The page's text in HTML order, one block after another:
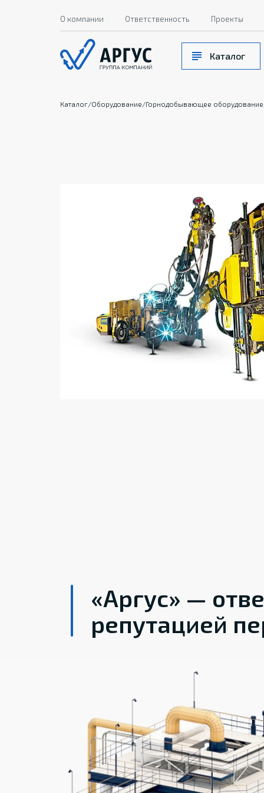
Каталог
О компании Ответственность Проекты
Каталог/Оборудование/Горнодобывающее оборудование
«Аргус» —
репутацией